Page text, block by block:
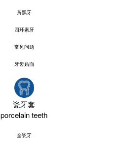
黃黑牙
四环素牙
常见问题
牙齿贴面
瓷牙套
porcelain teeth
全瓷牙